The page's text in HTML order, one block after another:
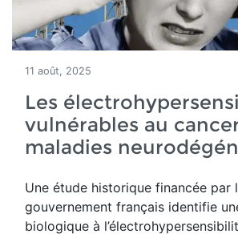
11 août, 2025
Les
vulnérables au
maladies
Une étude historique financée par
gouvernement français identifie
biologique à